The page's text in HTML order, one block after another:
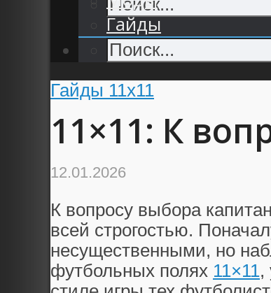
Гайды
Гайды 11x11
11×11: К
12.01.2026
К вопросу выбора
всей строгостью.
несущественными, но
футбольных полях 11×11 ,